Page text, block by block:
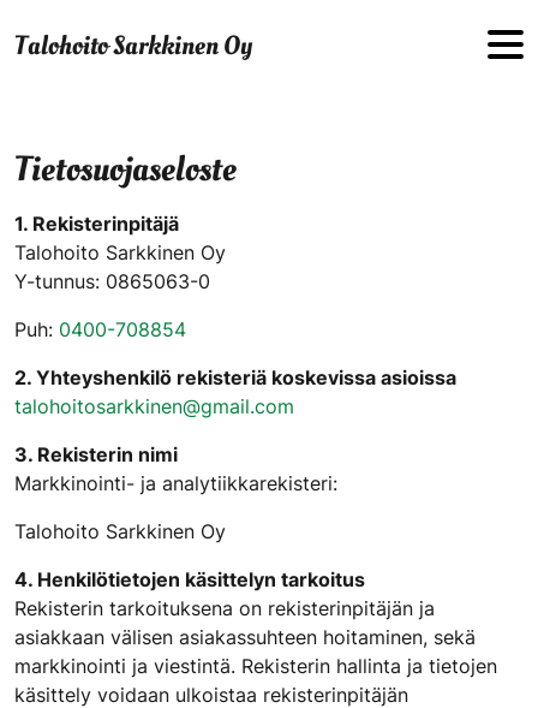
Talohoito Sarkkinen Oy
Tietosuojaseloste
1. Rekisterinpitäjä
Talohoito Sarkkinen Oy
Y-tunnus: 0865063-0
Puh: 0400-708854
2. Yhteyshenkilö rekisteriä koskevissa asioissa
talohoitosarkkinen@gmail.com
3. Rekisterin nimi
Markkinointi- ja analytiikkarekisteri:
Talohoito Sarkkinen Oy
4. Henkilötietojen käsittelyn tarkoitus
Rekisterin tarkoituksena on rekisterinpitäjän ja
asiakkaan välisen asiakassuhteen hoitaminen, sekä
markkinointi ja viestintä. Rekisterin hallinta ja tietojen
käsittely voidaan ulkoistaa rekisterinpitäjän